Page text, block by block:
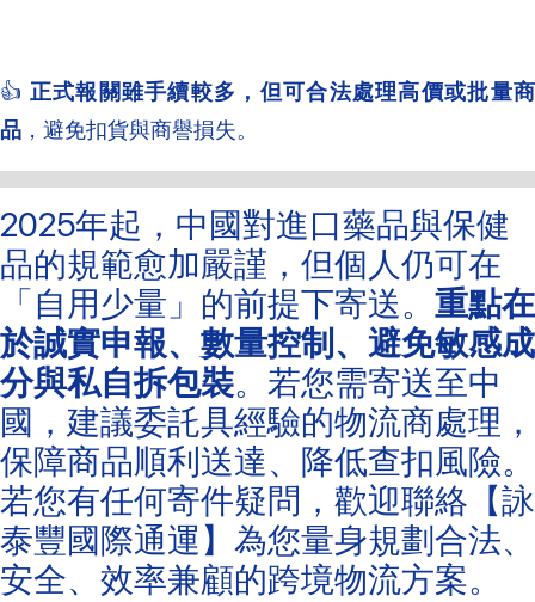
👍 正式報關雖手續較多，但可合法處理高價或批量商
品 ，避免扣貨與商譽損失。
2025年起，中國對進口藥品與保健
品的規範愈加嚴謹，但個人仍可在
「自用少量」的前提下寄送。 重點在
於誠實申報、數量控制、避免敏感成
分與私自拆包裝。若您需寄送至中
國，建議委託具經驗的物流商處理，
保障商品順利送達、降低查扣風險。
若您有任何寄件疑問，歡迎聯絡【詠
泰豐國際通運】為您量身規劃合法、
安全、效率兼顧的跨境物流方案。